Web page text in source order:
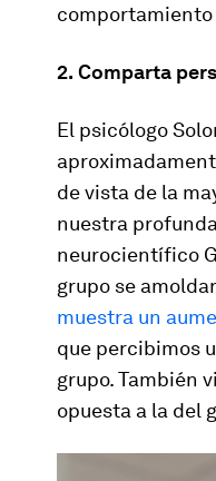
2. Comparta
El psicólogo
de vista de la
nuestra
neurocientífico
grupo se
muestra un
que percibimos
grupo. También
opuesta a la del